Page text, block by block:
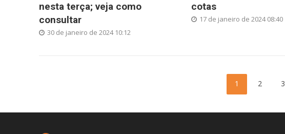
nesta terça; veja como
consultar
30 de janeiro de 2024 10:12
cotas
17 de janeiro de 2024 08:40
1 2 3